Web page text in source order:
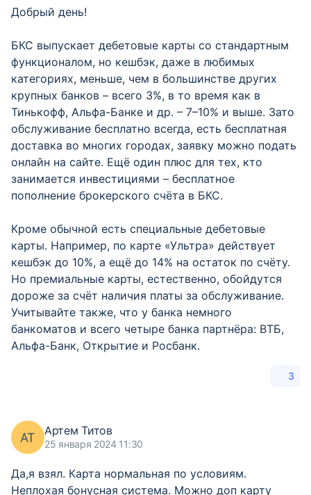
Добрый день!
БКС выпускает дебетовые карты со стандартным
функционалом, но кешбэк, даже в любимых
категориях, меньше, чем в большинстве других
крупных банков – всего 3%, в то время как в
Тинькофф, Альфа-Банке и др. – 7–10% и выше. Зато
обслуживание бесплатно всегда, есть бесплатная
доставка во многих городах, заявку можно подать
онлайн на сайте. Ещё один плюс для тех, кто
занимается инвестициями – бесплатное
пополнение брокерского счёта в БКС.
Кроме обычной есть специальные дебетовые
карты. Например, по карте «Ультра» действует
кешбэк до 10%, а ещё до 14% на остаток по счёту.
Но премиальные карты, естественно, обойдутся
дороже за счёт наличия платы за обслуживание.
Учитывайте также, что у банка немного
банкоматов и всего четыре банка партнёра: ВТБ,
Альфа-Банк, Открытие и Росбанк.
3
АТ Артем Титов
25 января 2024 11:30
Да,я взял. Карта нормальная по условиям.
Неплохая бонусная система. Можно доп карту